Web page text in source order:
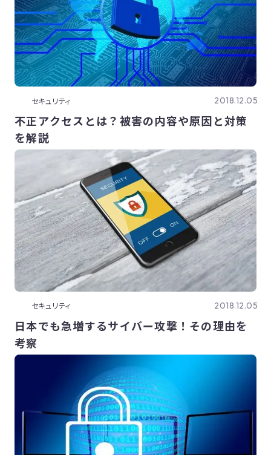
セキュリティ 2018.12.05
不正アクセスとは？被害の内容や原因と対策
を解説
セキュリティ 2018.12.05
日本でも急増するサイバー攻撃！その理由を
考察